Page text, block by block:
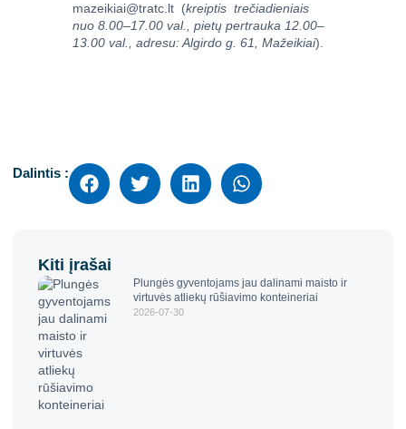
mazeikiai@tratc.lt (kreiptis trečiadieniais
nuo 8.00–17.00 val., pietų pertrauka 12.00–
13.00 val., adresu: Algirdo g. 61, Mažeikiai).
Dalintis :
Kiti įrašai
Plungės gyventojams jau dalinami maisto ir
virtuvės atliekų rūšiavimo konteineriai
2026-07-30